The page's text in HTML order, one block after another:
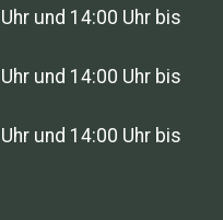
und 14:00 Uhr bis
und 14:00 Uhr bis
und 14:00 Uhr bis